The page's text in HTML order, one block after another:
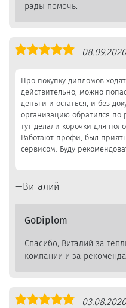
рады помочь.
Оценка
08.09.2020
Про покупку дипломов
действительно, можно
деньги и остаться, и без
организацию обратился по
тут делали корочки для
Работают профи, был
сервисом. Буду
Виталий
GoDiplom
Спасибо, Виталий за
компании и за
Оценка
03.08.2020